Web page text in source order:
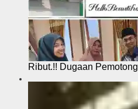
Ribut.!! Dugaan